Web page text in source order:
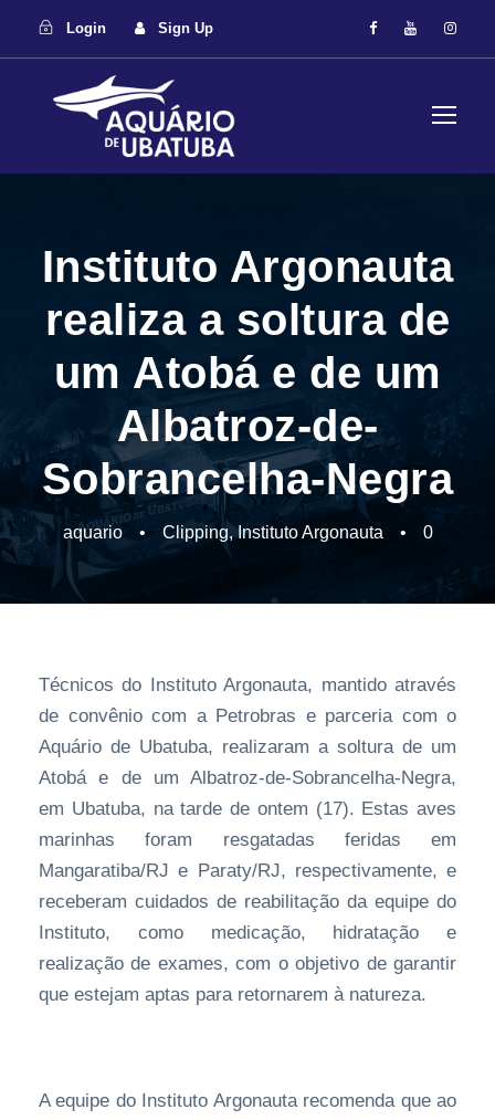
Login Sign Up
Instituto Argonauta
realiza a soltura de
um Atobá e de um
Albatroz-de-
Sobrancelha-Negra
aquario • Clipping, Instituto Argonauta • 0
Técnicos do Instituto Argonauta, mantido através
de convênio com a Petrobras e parceria com o
Aquário de Ubatuba, realizaram a soltura de um
Atobá e de um Albatroz-de-Sobrancelha-Negra,
em Ubatuba, na tarde de ontem (17). Estas aves
marinhas foram resgatadas feridas em
Mangaratiba/RJ e Paraty/RJ, respectivamente, e
receberam cuidados de reabilitação da equipe do
Instituto, como medicação, hidratação e
realização de exames, com o objetivo de garantir
que estejam aptas para retornarem à natureza.
A equipe do Instituto Argonauta recomenda que ao